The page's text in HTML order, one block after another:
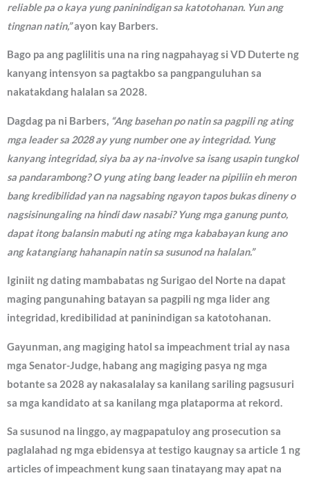
reliable pa o kaya yung paninindigan sa katotohanan. Yun ang
tingnan natin,”ayon kay Barbers.
Bago pa ang paglilitis una na ring nagpahayag si VD Duterte ng
kanyang intensyon sa pagtakbo sa pangpanguluhan sa
nakatakdang halalan sa 2028.
Dagdag pa ni Barbers, “Ang basehan po natin sa pagpili ng ating
mga leader sa 2028 ay yung number one ay integridad. Yung
kanyang integridad, siya ba ay na-involve sa isang usapin tungkol
sa pandarambong? O yung ating bang leader na pipiliin eh meron
bang kredibilidad yan na nagsabing ngayon tapos bukas dineny o
nagsisinungaling na hindi daw nasabi? Yung mga ganung punto,
dapat itong balansin mabuti ng ating mga kababayan kung ano
ang katangiang hahanapin natin sa susunod na halalan.”
Iginiit ng dating mambabatas ng Surigao del Norte na dapat
maging pangunahing batayan sa pagpili ng mga lider ang
integridad, kredibilidad at paninindigan sa katotohanan.
Gayunman, ang magiging hatol sa impeachment trial ay nasa
mga Senator-Judge, habang ang magiging pasya ng mga
botante sa 2028 ay nakasalalay sa kanilang sariling pagsusuri
sa mga kandidato at sa kanilang mga plataporma at rekord.
Sa susunod na linggo, ay magpapatuloy ang prosecution sa
paglalahad ng mga ebidensya at testigo kaugnay sa article 1 ng
articles of impeachment kung saan tinatayang may apat na